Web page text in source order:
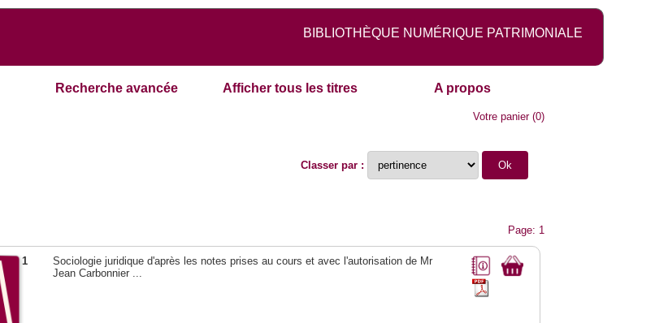
BIBLIOTHÈQUE NUMÉRIQUE PATRIMONIALE
Recherche avancée Afficher tous les titres A propos
Votre panier(0)
Classer par :
Page: 1
1
Sociologie juridique d'après les notes prises au cours et avec l'autorisation de Mr
Jean Carbonnier ...